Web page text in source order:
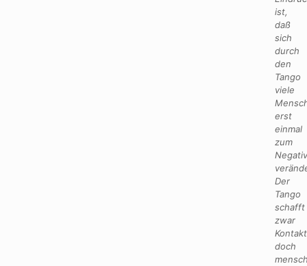
ist,
daß
sich
durch
den
Tango
viele
erst
einmal
zum
Der
Tango
schafft
zwar
doch